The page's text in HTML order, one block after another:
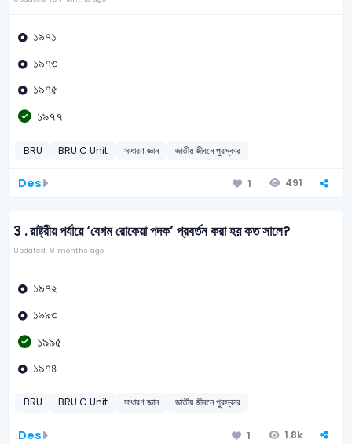
১৯৭১
১৯৭৩
১৯৭৫
১৯৭৭
BRU BRU C Unit সাধারণ জ্ঞান জাতীয় জীবনে পুরস্কার
Des 1 491
3 .রাষ্ট্রীয় পর্যায়ে ‘বেগম রোকেয়া পদক’ প্রবর্তন করা হয় কত সালে?
Updated: 8 months ago
১৯৭২
১৯৯৩
১৯৯৫
১৯৭৪
BRU BRU C Unit সাধারণ জ্ঞান জাতীয় জীবনে পুরস্কার
Des 1 1.8k